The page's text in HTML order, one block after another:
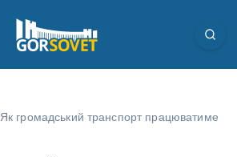
Як громадський транспорт працюватиме